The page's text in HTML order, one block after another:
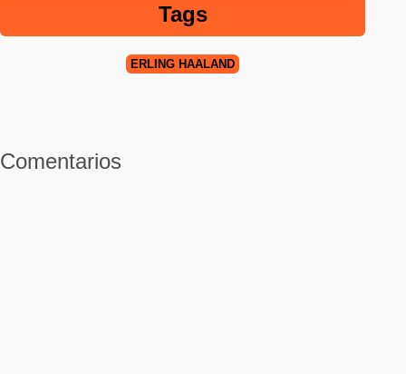
Tags
ERLING HAALAND
Comentarios